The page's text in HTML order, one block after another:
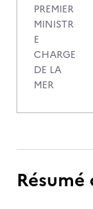
PREMIER
MINISTR
E
CHARGE
DE LA
MER